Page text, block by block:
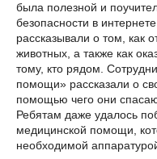
была полезной и
безопасности в
рассказывали о том, как
животных, а также как
тому, кто рядом.
помощи» рассказали о
помощью чего они
Ребятам даже удалось
медицинской помощи,
необходимой